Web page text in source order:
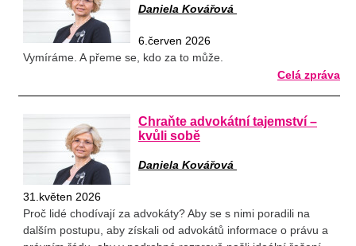
Daniela Kovářová
6.červen 2026
Vymíráme. A přeme se, kdo za to může.
Celá zpráva
Chraňte advokátní tajemství –
kvůli sobě
Daniela Kovářová
31.květen 2026
Proč lidé chodívají za advokáty? Aby se s nimi poradili na
dalším postupu, aby získali od advokátů informace o právu a